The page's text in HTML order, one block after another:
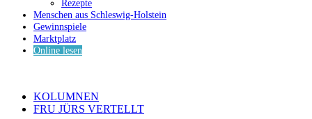
Rezepte
Menschen aus Schleswig-Holstein
Gewinnspiele
Marktplatz
Online lesen
KOLUMNEN
FRU JÜRS VERTELLT